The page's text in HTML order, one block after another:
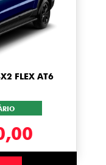
AT6